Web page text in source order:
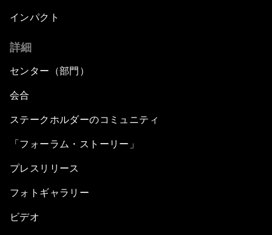
インパクト
詳細
センター（部門）
会合
ステークホルダーのコミュニティ
「フォーラム・ストーリー」
プレスリリース
フォトギャラリー
ビデオ